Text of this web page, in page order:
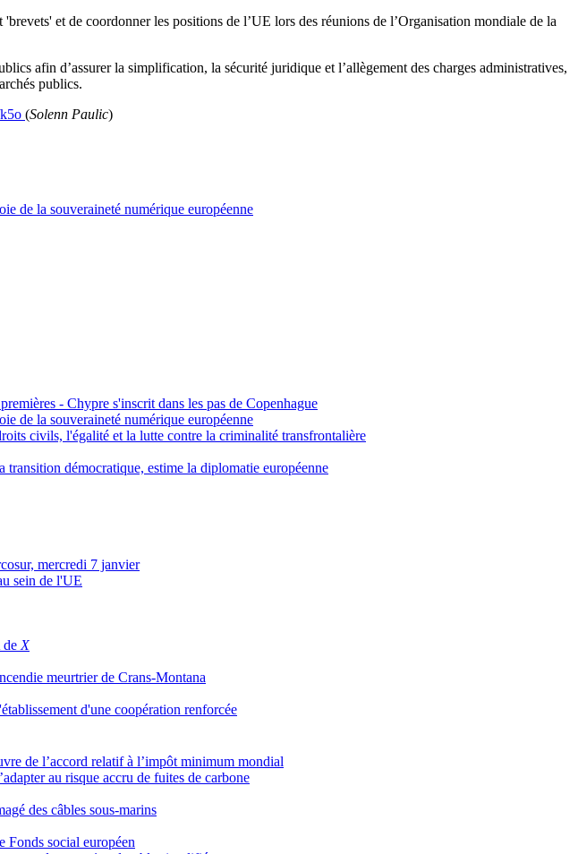
et de coordonner les positions de l’UE lors des réunions de l’Organisation mondiale de la
afin d’assurer la simplification, la sécurité juridique et l’allègement des charges administratives,
publics.
(Solenn Paulic)
de la souveraineté numérique européenne
- Chypre s'inscrit dans les pas de Copenhague
de la souveraineté numérique européenne
civils, l'égalité et la lutte contre la criminalité transfrontalière
démocratique, estime la diplomatie européenne
mercredi 7 janvier
sein de l'UE
de X
meurtrier de Crans-Montana
d'une coopération renforcée
de l’accord relatif à l’impôt minimum mondial
au risque accru de fuites de carbone
des câbles sous-marins
Fonds social européen